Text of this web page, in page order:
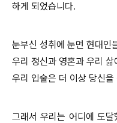
하게 되었습니다.
눈부신 성취에 눈먼 현대인
우리 정신과 영혼과 우리
우리 입술은 더 이상 당신
그래서 우리는 어디에 도